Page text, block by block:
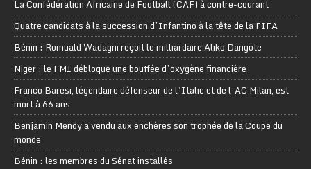
La Confédération Africaine de Football (CAF) à contre-courant
Quatre candidats à la succession d’Infantino à la tête de la FIFA
Bénin : Romuald Wadagni reçoit le milliardaire Aliko Dangote
Niger : le FMI débloque une bouffée d’oxygène financière
Franco Baresi, légendaire défenseur de l’Italie et de l’AC Milan, est
mort à 66 ans
Benjamin Mendy a vendu aux enchères son trophée de la Coupe du
monde
Bénin : les membres du Sénat installés